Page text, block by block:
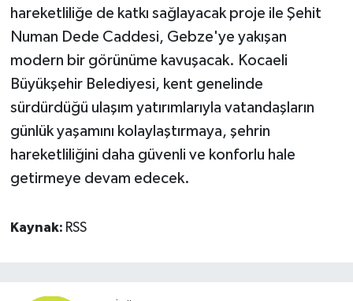
hareketliliğe de katkı sağlayacak proje ile Şehit
Numan Dede Caddesi, Gebze'ye yakışan
modern bir görünüme kavuşacak. Kocaeli
Büyükşehir Belediyesi, kent genelinde
sürdürdüğü ulaşım yatırımlarıyla vatandaşların
günlük yaşamını kolaylaştırmaya, şehrin
hareketliliğini daha güvenli ve konforlu hale
getirmeye devam edecek.
Kaynak: RSS